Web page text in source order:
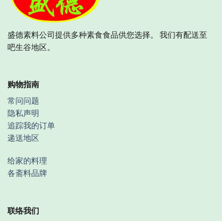
盛德素料公司提供多种素食食品供您选择。 我们有配送至
吧生谷地区。
购物指南
常问问题
隐私声明
追踪我的订单
递送地区
给家的料理
各斋料品牌
联络我们